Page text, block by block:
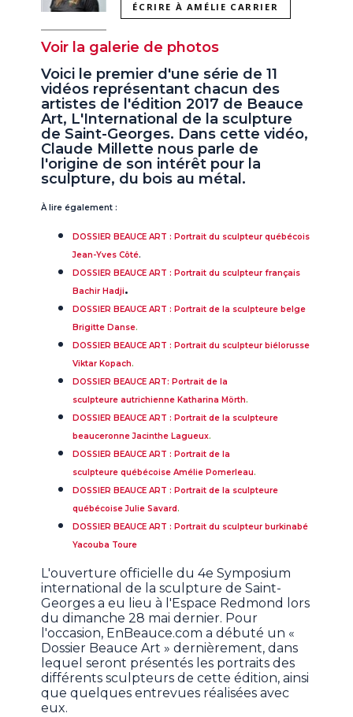
ÉCRIRE À AMÉLIE CARRIER
Voir la galerie de photos
Voici le premier d'une série de 11
vidéos représentant chacun des
artistes de l'édition 2017 de Beauce
Art, L'International de la sculpture
de Saint-Georges. Dans cette vidéo,
Claude Millette nous parle de
l'origine de son intérêt pour la
sculpture, du bois au métal.
À lire également :
DOSSIER BEAUCE ART : Portrait du sculpteur québécois
Jean-Yves Côté.
DOSSIER BEAUCE ART : Portrait du sculpteur français
Bachir Hadji.
DOSSIER BEAUCE ART : Portrait de la sculpteure belge
Brigitte Danse.
DOSSIER BEAUCE ART : Portrait du sculpteur biélorusse
Viktar Kopach.
DOSSIER BEAUCE ART: Portrait de la
sculpteure autrichienne Katharina Mörth.
DOSSIER BEAUCE ART : Portrait de la sculpteure
beauceronne Jacinthe Lagueux.
DOSSIER BEAUCE ART : Portrait de la
sculpteure québécoise Amélie Pomerleau.
DOSSIER BEAUCE ART : Portrait de la sculpteure
québécoise Julie Savard.
DOSSIER BEAUCE ART : Portrait du sculpteur burkinabé
Yacouba Toure
L'ouverture officielle du 4e Symposium
international de la sculpture de Saint-
Georges a eu lieu à l'Espace Redmond lors
du dimanche 28 mai dernier. Pour
l'occasion, EnBeauce.com a débuté un «
Dossier Beauce Art » dernièrement, dans
lequel seront présentés les portraits des
différents sculpteurs de cette édition, ainsi
que quelques entrevues réalisées avec
eux.